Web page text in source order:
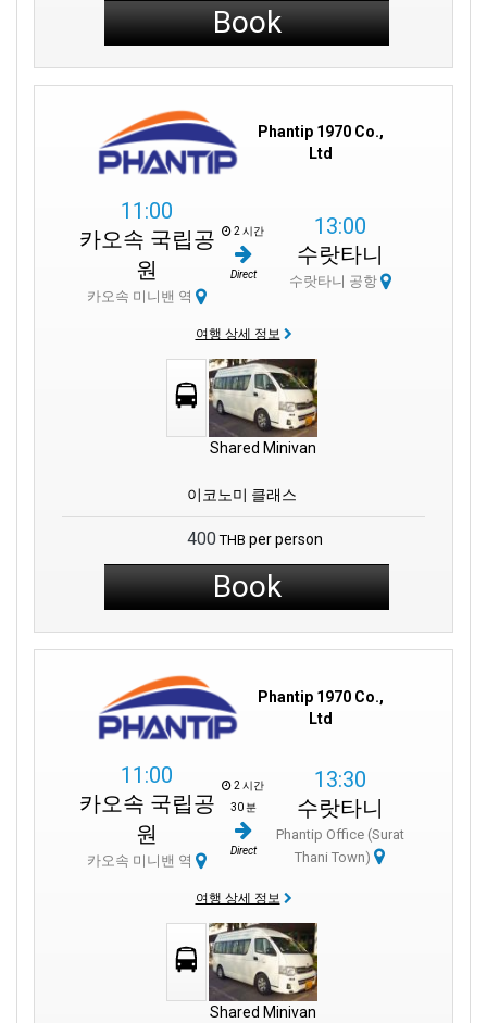
Book
Phantip 1970 Co.,
Ltd
11:00
카오속 국립공
원
카오속 미니밴 역
2 시간
Direct
13:00
수랏타니
수랏타니 공항
여행 상세 정보
Shared Minivan
이코노미 클래스
400 THB per person
Book
Phantip 1970 Co.,
Ltd
11:00
카오속 국립공
원
카오속 미니밴 역
2 시간
30 분
Direct
13:30
수랏타니
Phantip Office (Surat
Thani Town)
여행 상세 정보
Shared Minivan